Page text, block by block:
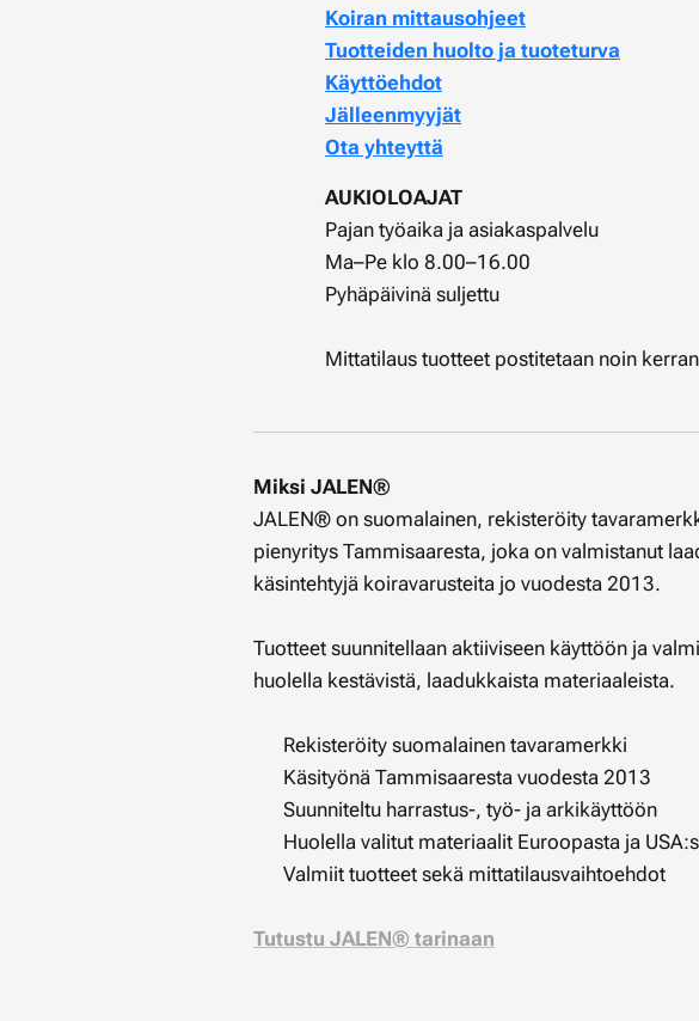
Koiran mittausohjeet
Tuotteiden huolto ja tuoteturva
Käyttöehdot
Jälleenmyyjät
Ota yhteyttä
AUKIOLOAJAT
Pajan työaika ja asiakaspalvelu
Ma–Pe klo 8.00–16.00
Pyhäpäivinä suljettu
Mittatilaus tuotteet postitetaan noin
Miksi JALEN®
JALEN® on suomalainen, rekisteröity
pienyritys Tammisaaresta, joka on valmistanut
käsintehtyjä koiravarusteita jo vuodesta 2013.
Tuotteet suunnitellaan aktiiviseen käyttöön ja
huolella kestävistä, laadukkaista materiaaleista.
✔ Rekisteröity suomalainen tavaramerkki
✔ Käsityönä Tammisaaresta vuodesta 2013
✔ Suunniteltu harrastus-, työ- ja arkikäyttöön
✔ Huolella valitut materiaalit Euroopasta ja
✔ Valmiit tuotteet sekä mittatilausvaihtoehdot
Tutustu JALEN® tarinaan